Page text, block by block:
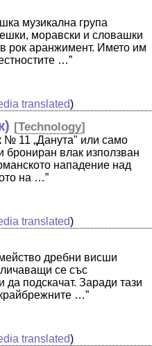
музикална група
моравски и словашки
рок аранжимент. Името им
…”
translated)
[Technology]
№ 11 „Данута" или само
брониран влак използван
нападение над
на …”
translated)
дребни висши
се със
да подскачат. Заради тази
…”
translated)